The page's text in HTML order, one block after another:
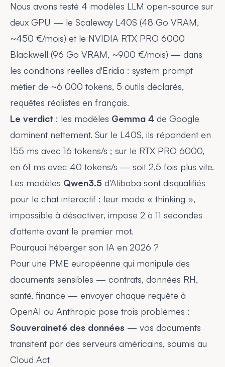
Nous avons testé 4 modèles LLM open-source sur
deux GPU — le Scaleway L40S (48 Go VRAM,
~450 €/mois) et le NVIDIA RTX PRO 6000
Blackwell (96 Go VRAM, ~900 €/mois) — dans
les conditions réelles d'Eridia : system prompt
métier de ~6 000 tokens, 5 outils déclarés,
requêtes réalistes en français.
Le verdict : les modèles Gemma 4 de Google
dominent nettement. Sur le L40S, ils répondent en
155 ms avec 16 tokens/s ; sur le RTX PRO 6000,
en 61 ms avec 40 tokens/s — soit 2,5 fois plus vite.
Les modèles Qwen3.5 d'Alibaba sont disqualifiés
pour le chat interactif : leur mode « thinking »,
impossible à désactiver, impose 2 à 11 secondes
d'attente avant le premier mot.
Pourquoi héberger son IA en 2026 ?
Pour une PME européenne qui manipule des
documents sensibles — contrats, données RH,
santé, finance — envoyer chaque requête à
OpenAI ou Anthropic pose trois problèmes :
Souveraineté des données — vos documents
transitent par des serveurs américains, soumis au
Cloud Act